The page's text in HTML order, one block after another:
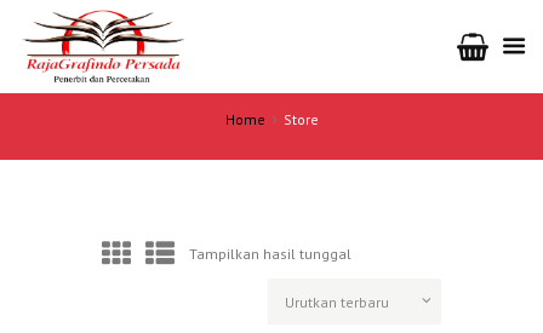
Home Store
Tampilkan hasil tunggal